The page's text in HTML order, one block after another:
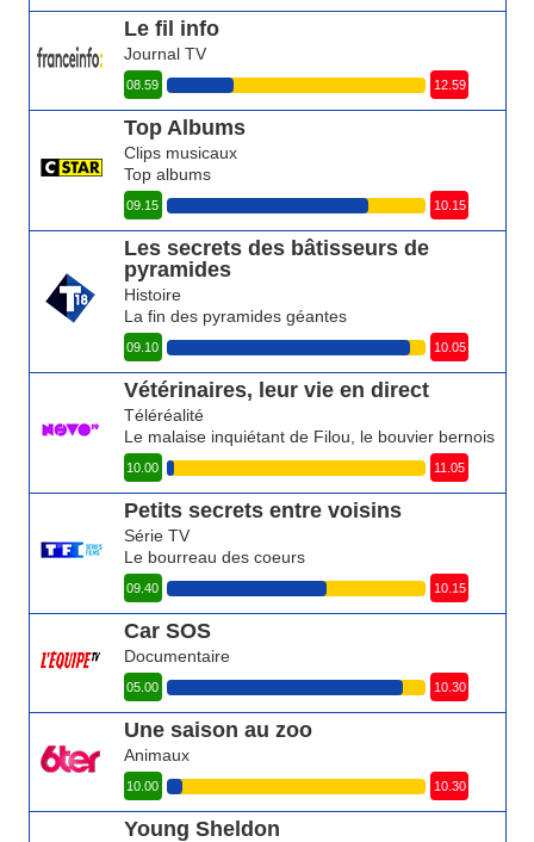
Le fil info
Journal TV
08.59 12.59
Top Albums
Clips musicaux
Top albums
09.15 10.15
Les secrets des bâtisseurs de
pyramides
Histoire
La fin des pyramides géantes
09.10 10.05
Vétérinaires, leur vie en direct
Téléréalité
Le malaise inquiétant de Filou, le bouvier bernois
10.00 11.05
Petits secrets entre voisins
Série TV
Le bourreau des coeurs
09.40 10.15
Car SOS
Documentaire
05.00 10.30
Une saison au zoo
Animaux
10.00 10.30
Young Sheldon